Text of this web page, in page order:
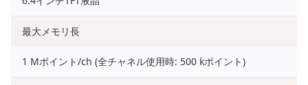
最大メモリ長
1 Mポイント/ch (全チャネル使用時: 500 kポイント)